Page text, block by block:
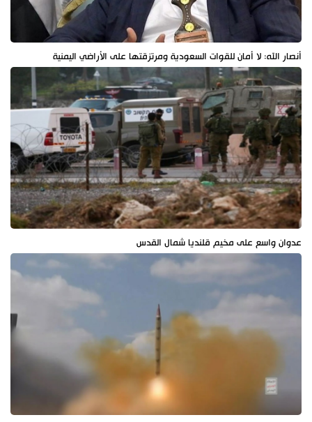
أنصار الله: لا أمان للقوات السعودية ومرتزقتها على الأراضي اليمنية
عدوان واسع على مخيم قلنديا شمال القدس